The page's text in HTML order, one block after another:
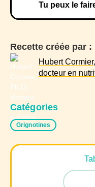
Tu peux le
Recette créée par :
Hubert
docteur en
Catégories
Grignotines